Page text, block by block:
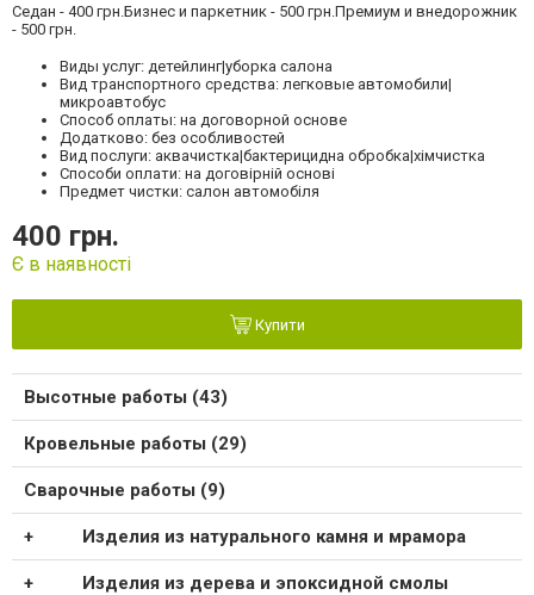
Седан - 400 грн.Бизнес и паркетник - 500 грн.Премиум и внедорожник
- 500 грн.
Виды услуг: детейлинг|уборка салона
Вид транспортного средства: легковые автомобили|
микроавтобус
Способ оплаты: на договорной основе
Додатково: без особливостей
Вид послуги: аквачистка|бактерицидна обробка|хімчистка
Способи оплати: на договірній основі
Предмет чистки: салон автомобіля
400 грн.
Є в наявності
Купити
Высотные работы (43)
Кровельные работы (29)
Сварочные работы (9)
Изделия из натурального камня и мрамора
Изделия из дерева и эпоксидной смолы